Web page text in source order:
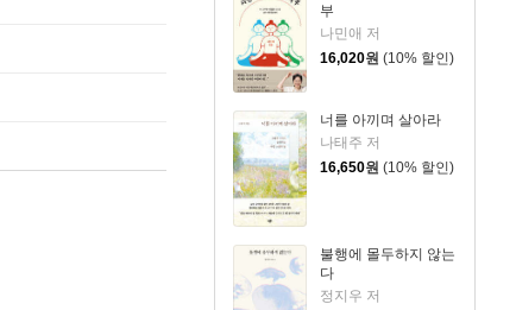
부
나민애 저
16,020원 (10% 할인)
너를 아끼며 살아라
나태주 저
16,650원 (10% 할인)
불행에 몰두하지 않는
다
정지우 저